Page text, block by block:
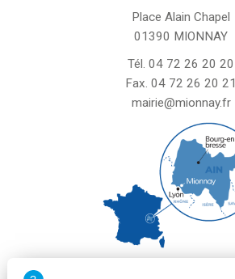
Place Alain Chapel
01390 MIONNAY
Tél. 04 72 26 20 20
Fax. 04 72 26 20 21
mairie@mionnay.fr